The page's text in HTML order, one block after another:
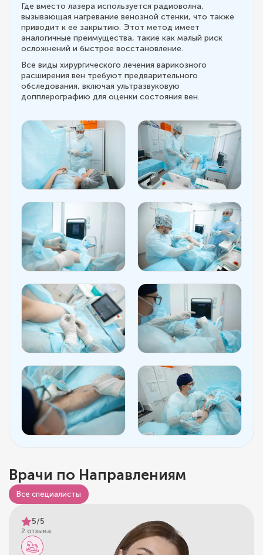
Где вместо лазера используется радиоволна,
вызывающая нагревание венозной стенки, что также
приводит к ее закрытию. Этот метод имеет
аналогичные преимущества, такие как малый риск
осложнений и быстрое восстановление.
Все виды хирургического лечения варикозного
расширения вен требуют предварительного
обследования, включая ультразвуковую
допплерографию для оценки состояния вен.
Врачи по Направлениям
Все специалисты
5/5
2 отзыва